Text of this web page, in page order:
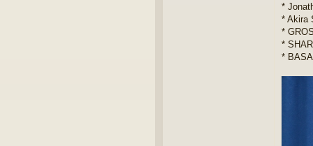
*
* Akira
*
*
*